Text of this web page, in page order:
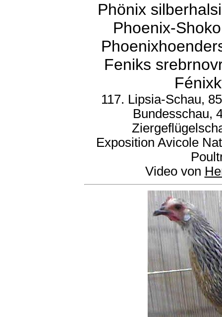
Phönix
Phoenix-
Feniks
117. Lipsia-Schau,
Bundesschau,
Exposition Avicole
Video von